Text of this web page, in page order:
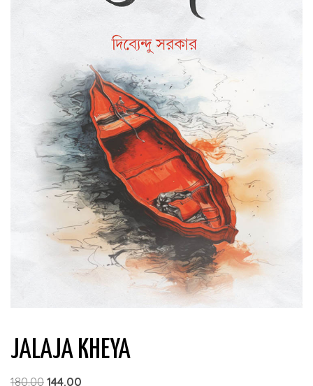
JALAJA KHEYA
180.00 Original
144.00